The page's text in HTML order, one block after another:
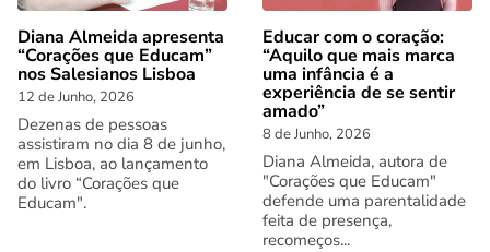
Diana Almeida apresenta
“Corações que Educam”
nos Salesianos Lisboa
12 de Junho, 2026
Dezenas de pessoas
assistiram no dia 8 de junho,
em Lisboa, ao lançamento
do livro “Corações que
Educam".
Educar com o coração:
“Aquilo que mais marca
uma infância é a
experiência de se sentir
amado”
8 de Junho, 2026
Diana Almeida, autora de
"Corações que Educam"
defende uma parentalidade
feita de presença,
recomeços...